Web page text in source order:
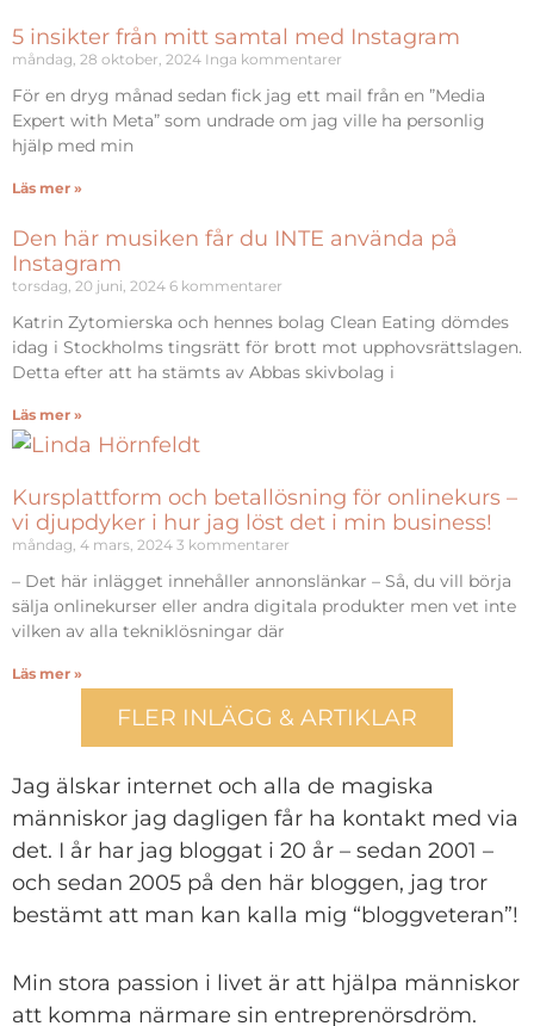
5 insikter från mitt samtal med Instagram
måndag, 28 oktober, 2024 Inga kommentarer
För en dryg månad sedan fick jag ett mail från en ”Media
Expert with Meta” som undrade om jag ville ha personlig
hjälp med min
Läs mer »
Den här musiken får du INTE använda på
Instagram
torsdag, 20 juni, 2024 6 kommentarer
Katrin Zytomierska och hennes bolag Clean Eating dömdes
idag i Stockholms tingsrätt för brott mot upphovsrättslagen.
Detta efter att ha stämts av Abbas skivbolag i
Läs mer »
Kursplattform och betallösning för onlinekurs –
vi djupdyker i hur jag löst det i min business!
måndag, 4 mars, 2024 3 kommentarer
– Det här inlägget innehåller annonslänkar – Så, du vill börja
sälja onlinekurser eller andra digitala produkter men vet inte
vilken av alla tekniklösningar där
Läs mer »
FLER INLÄGG & ARTIKLAR
Jag älskar internet och alla de magiska
människor jag dagligen får ha kontakt med via
det. I år har jag bloggat i 20 år – sedan 2001 –
och sedan 2005 på den här bloggen, jag tror
bestämt att man kan kalla mig “bloggveteran”!
Min stora passion i livet är att hjälpa människor
att komma närmare sin entreprenörsdröm.